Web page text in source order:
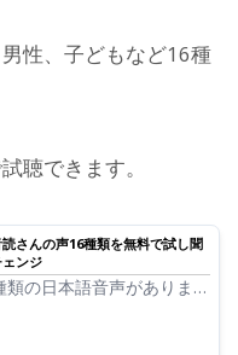
性、子どもなど16種
聴できます。
さんの声16種類を無料で試し聞
ンジ
の日本語音声がありま